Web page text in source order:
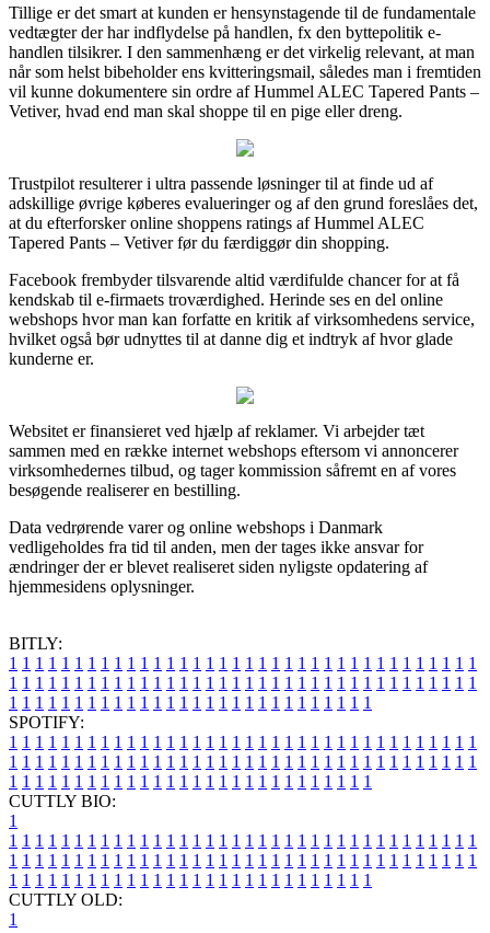
Tillige er det smart at kunden er hensynstagende til de fundamentale
vedtægter der har indflydelse på handlen, fx den byttepolitik e-
handlen tilsikrer. I den sammenhæng er det virkelig relevant, at man
når som helst bibeholder ens kvitteringsmail, således man i fremtiden
vil kunne dokumentere sin ordre af Hummel ALEC Tapered Pants –
Vetiver, hvad end man skal shoppe til en pige eller dreng.
Trustpilot resulterer i ultra passende løsninger til at finde ud af
adskillige øvrige køberes evalueringer og af den grund foreslåes det,
at du efterforsker online shoppens ratings af Hummel ALEC
Tapered Pants – Vetiver før du færdiggør din shopping.
Facebook frembyder tilsvarende altid værdifulde chancer for at få
kendskab til e-firmaets troværdighed. Herinde ses en del online
webshops hvor man kan forfatte en kritik af virksomhedens service,
hvilket også bør udnyttes til at danne dig et indtryk af hvor glade
kunderne er.
Websitet er finansieret ved hjælp af reklamer. Vi arbejder tæt
sammen med en række internet webshops eftersom vi annoncerer
virksomhedernes tilbud, og tager kommission såfremt en af vores
besøgende realiserer en bestilling.
Data vedrørende varer og online webshops i Danmark
vedligeholdes fra tid til anden, men der tages ikke ansvar for
ændringer der er blevet realiseret siden nyligste opdatering af
hjemmesidens oplysninger.
BITLY:
1 1 1 1 1 1 1 1 1 1 1 1 1 1 1 1 1 1 1 1 1 1 1 1 1 1 1 1 1 1 1 1 1 1 1 1
1 1 1 1 1 1 1 1 1 1 1 1 1 1 1 1 1 1 1 1 1 1 1 1 1 1 1 1 1 1 1 1 1 1 1 1
1 1 1 1 1 1 1 1 1 1 1 1 1 1 1 1 1 1 1 1 1 1 1 1 1 1 1 1
SPOTIFY:
1 1 1 1 1 1 1 1 1 1 1 1 1 1 1 1 1 1 1 1 1 1 1 1 1 1 1 1 1 1 1 1 1 1 1 1
1 1 1 1 1 1 1 1 1 1 1 1 1 1 1 1 1 1 1 1 1 1 1 1 1 1 1 1 1 1 1 1 1 1 1 1
1 1 1 1 1 1 1 1 1 1 1 1 1 1 1 1 1 1 1 1 1 1 1 1 1 1 1 1
CUTTLY BIO:
1
1 1 1 1 1 1 1 1 1 1 1 1 1 1 1 1 1 1 1 1 1 1 1 1 1 1 1 1 1 1 1 1 1 1 1 1
1 1 1 1 1 1 1 1 1 1 1 1 1 1 1 1 1 1 1 1 1 1 1 1 1 1 1 1 1 1 1 1 1 1 1 1
1 1 1 1 1 1 1 1 1 1 1 1 1 1 1 1 1 1 1 1 1 1 1 1 1 1 1 1
CUTTLY OLD:
1